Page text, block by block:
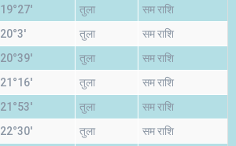
19°27' तुला सम राशि
20°3' तुला सम राशि
20°39' तुला सम राशि
21°16' तुला सम राशि
21°53' तुला सम राशि
22°30' तुला सम राशि